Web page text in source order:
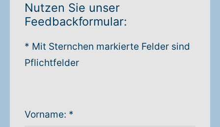
Beratungsanfrage
Anmelden
Warenkorb: 0
Nutzen Sie unser
Feedbackformular:
* Mit Sternchen markierte Felder sind
Pflichtfelder
Vorname: *